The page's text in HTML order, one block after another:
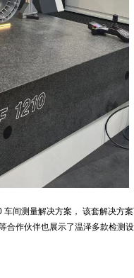
间测量解决方案， 该套解决方
合作伙伴也展示了温泽多款检测